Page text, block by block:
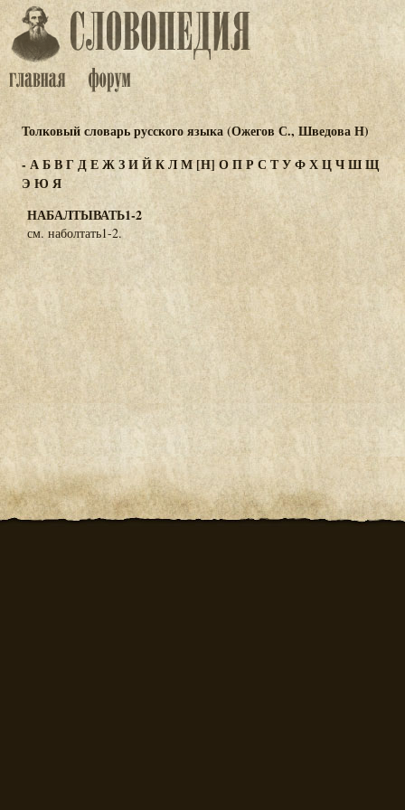
Толковый словарь русского языка (Ожегов С., Шведова Н)
-АБВГДЕЖЗИЙКЛМ[Н] ОПР С ТУФХЦЧШЩ
Э Ю Я
НАБАЛТЫВАТЬ1-2
см. наболтать1-2.